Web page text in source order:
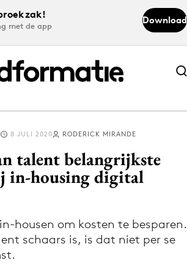
met de app
Download
Abonneer nu
Abonneer nu
Download de app
nieuws via de Adformatie
Nieuws app
8 JULI 2020 RODERICK MIRANDE
talent belangrijkste
in-housing digital
housen om kosten te besparen.
schaars is, is dat niet per se